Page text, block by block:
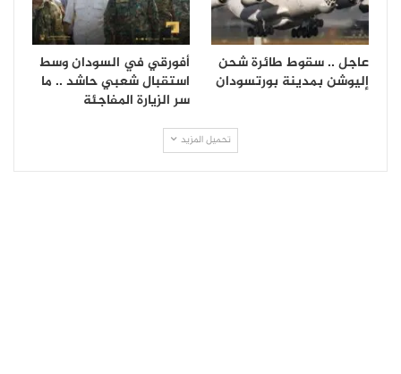
عاجل .. سقوط طائرة شحن
إليوشن بمدينة بورتسودان
أفورقي في السودان وسط
استقبال شعبي حاشد .. ما
سر الزيارة المفاجئة
تحميل المزيد